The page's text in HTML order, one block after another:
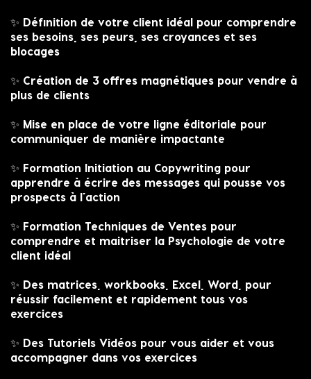
✨ Définition de votre client idéal pour comprendre
ses besoins, ses peurs, ses croyances et ses
blocages
✨ Création de 3 offres magnétiques pour vendre à
plus de clients
✨ Mise en place de votre ligne éditoriale pour
communiquer de manière impactante
✨ Formation Initiation au Copywriting pour
apprendre à écrire des messages qui pousse vos
prospects à l’action
✨ Formation Techniques de Ventes pour
comprendre et maitriser la Psychologie de votre
client idéal
✨ Des matrices, workbooks, Excel, Word, pour
réussir facilement et rapidement tous vos
exercices
✨ Des Tutoriels Vidéos pour vous aider et vous
accompagner dans vos exercices